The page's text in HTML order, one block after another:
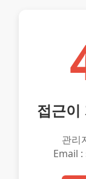
접근이
관리
Email